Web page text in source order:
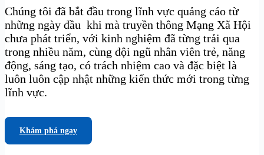
Chúng tôi đã bắt đầu trong lĩnh vực quảng cáo từ
những ngày đầu khi mà truyền thông Mạng Xã Hội
chưa phát triển, với kinh nghiệm đã từng trải qua
trong nhiều năm, cùng đội ngũ nhân viên trẻ, năng
động, sáng tạo, có trách nhiệm cao và đặc biệt là
luôn luôn cập nhật những kiến thức mới trong từng
lĩnh vực.
Khám phá ngay